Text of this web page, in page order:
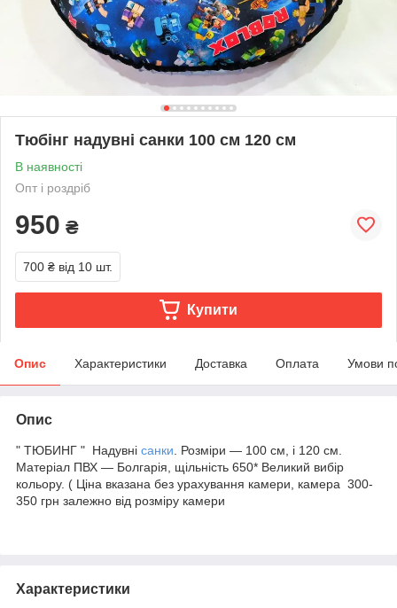
Тюбінг надувні санки 100 см 120 см
В наявності
Опт і роздріб
950 ₴
700 ₴ від 10 шт.
Купити
Опис Характеристики Доставка Оплата Умови
Опис
" ТЮБИНГ " Надувні санки . Розміри — 100 см, і 120 см.
Матеріал ПВХ — Болгарія, щільність 650* Великий вибір
кольору. ( Ціна вказана без урахування камери, камера 300-
350 грн залежно від розміру камери
Характеристики